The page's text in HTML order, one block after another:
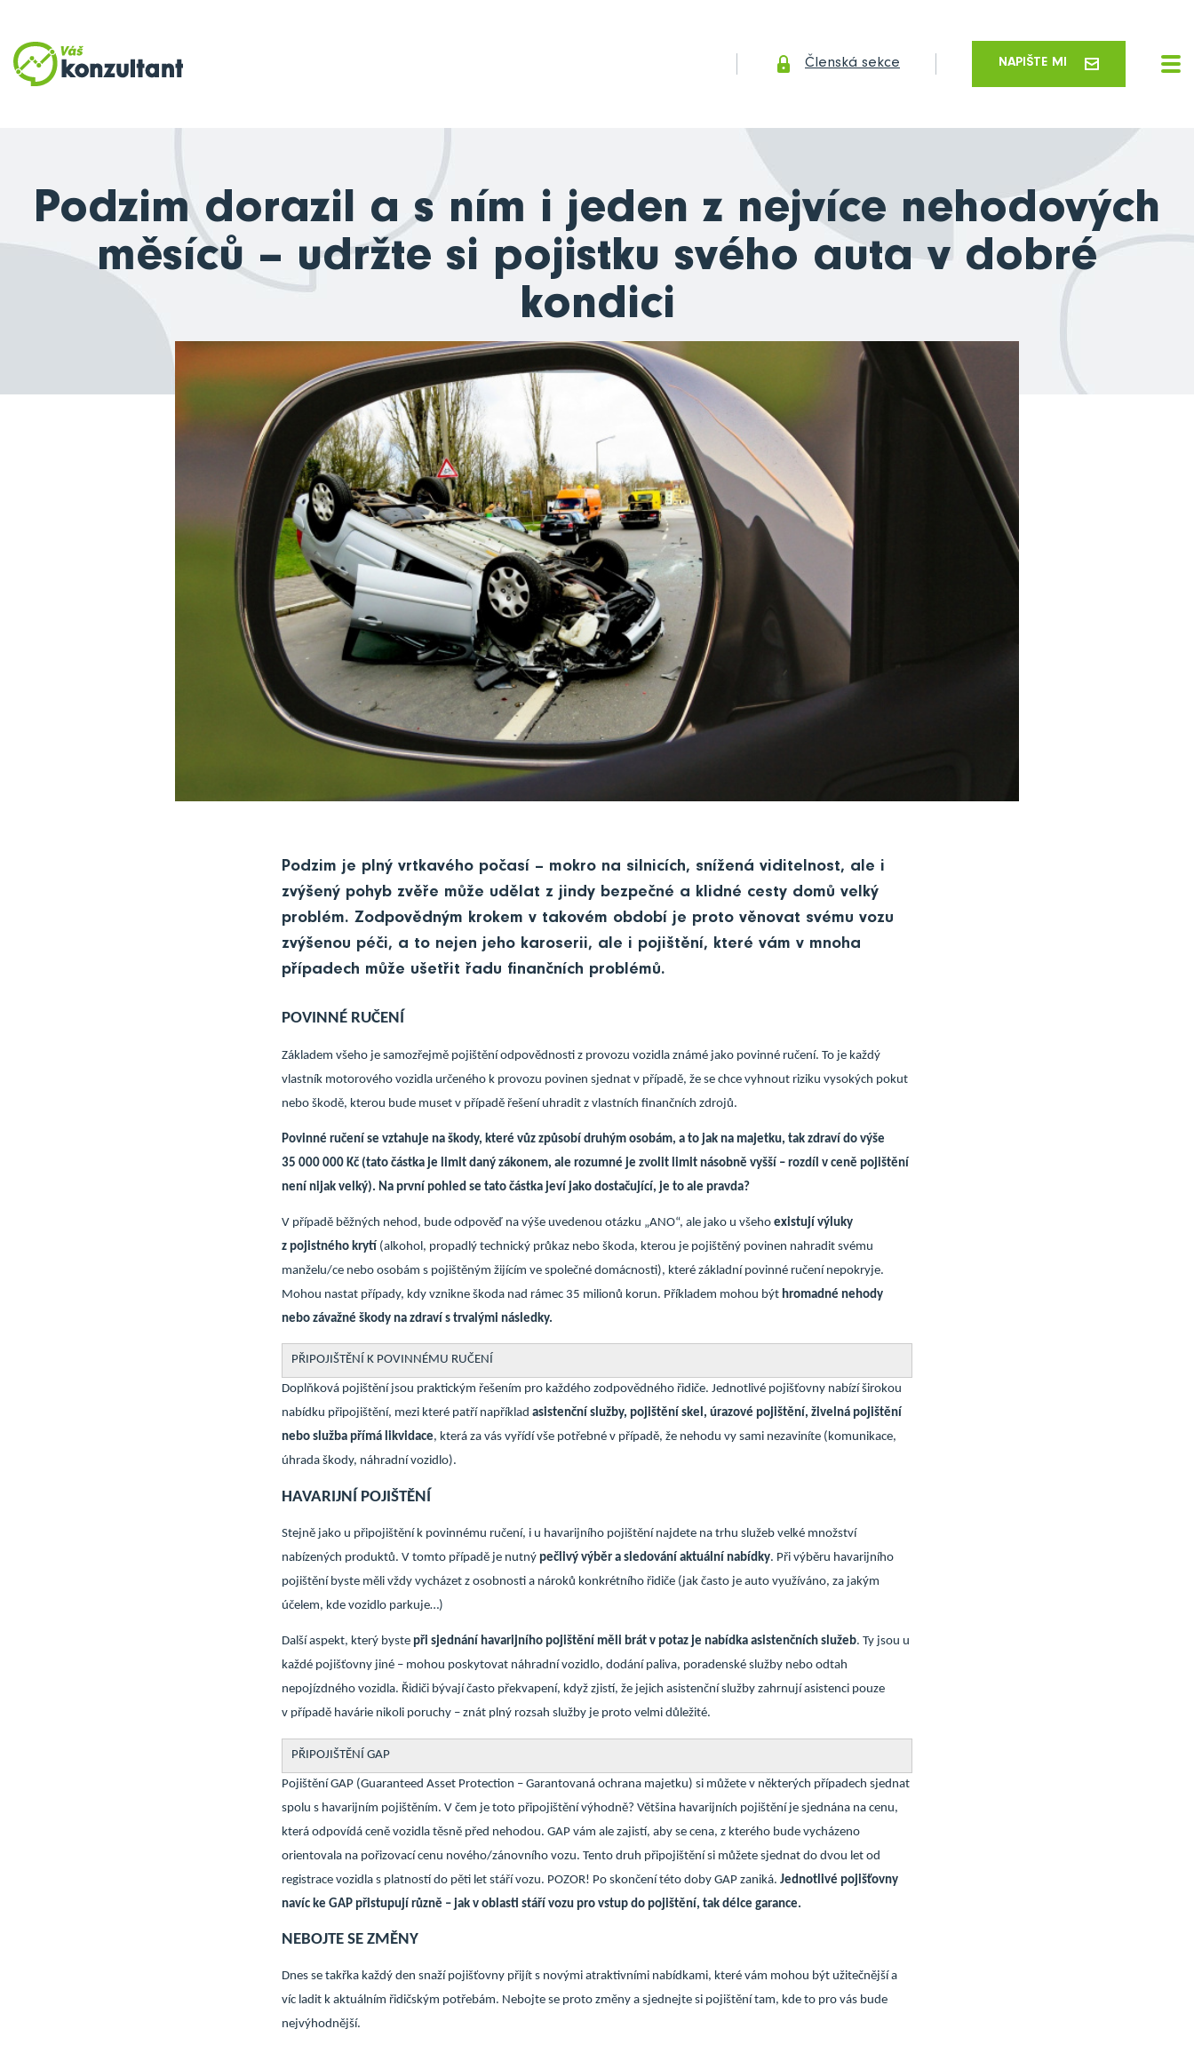
Členská sekce NAPIŠTE MI
Podzim dorazil a s ním i jeden z nejvíce nehodových
měsíců – udržte si pojistku svého auta v dobré
kondici
Podzim je plný vrtkavého počasí – mokro na silnicích, snížená viditelnost, ale i
zvýšený pohyb zvěře může udělat z jindy bezpečné a klidné cesty domů velký
problém. Zodpovědným krokem v takovém období je proto věnovat svému vozu
zvýšenou péči, a to nejen jeho karoserii, ale i pojištění, které vám v mnoha
případech může ušetřit řadu finančních problémů.
POVINNÉ RUČENÍ
Základem všeho je samozřejmě pojištění odpovědnosti z provozu vozidla známé jako povinné ručení. To je každý
vlastník motorového vozidla určeného k provozu povinen sjednat v případě, že se chce vyhnout riziku vysokých pokut
nebo škodě, kterou bude muset v případě řešení uhradit z vlastních finančních zdrojů.
Povinné ručení se vztahuje na škody, které vůz způsobí druhým osobám, a to jak na majetku, tak zdraví do výše
35 000 000 Kč (tato částka je limit daný zákonem, ale rozumné je zvolit limit násobně vyšší – rozdíl v ceně pojištění
není nijak velký). Na první pohled se tato částka jeví jako dostačující, je to ale pravda?
V případě běžných nehod, bude odpověď na výše uvedenou otázku „ANO“, ale jako u všeho existují výluky
z pojistného krytí (alkohol, propadlý technický průkaz nebo škoda, kterou je pojištěný povinen nahradit svému
manželu/ce nebo osobám s pojištěným žijícím ve společné domácnosti), které základní povinné ručení nepokryje.
Mohou nastat případy, kdy vznikne škoda nad rámec 35 milionů korun. Příkladem mohou být hromadné nehody
nebo závažné škody na zdraví s trvalými následky.
PŘIPOJIŠTĚNÍ K POVINNÉMU RUČENÍ
Doplňková pojištění jsou praktickým řešením pro každého zodpovědného řidiče. Jednotlivé pojišťovny nabízí širokou
nabídku připojištění, mezi které patří například asistenční služby, pojištění skel, úrazové pojištění, živelná pojištění
nebo služba přímá likvidace, která za vás vyřídí vše potřebné v případě, že nehodu vy sami nezaviníte (komunikace,
úhrada škody, náhradní vozidlo).
HAVARIJNÍ POJIŠTĚNÍ
Stejně jako u připojištění k povinnému ručení, i u havarijního pojištění najdete na trhu služeb velké množství
nabízených produktů. V tomto případě je nutný pečlivý výběr a sledování aktuální nabídky. Při výběru havarijního
pojištění byste měli vždy vycházet z osobnosti a nároků konkrétního řidiče (jak často je auto využíváno, za jakým
účelem, kde vozidlo parkuje…)
Další aspekt, který byste při sjednání havarijního pojištění měli brát v potaz je nabídka asistenčních služeb. Ty jsou u
každé pojišťovny jiné – mohou poskytovat náhradní vozidlo, dodání paliva, poradenské služby nebo odtah
nepojízdného vozidla. Řidiči bývají často překvapení, když zjistí, že jejich asistenční služby zahrnují asistenci pouze
v případě havárie nikoli poruchy – znát plný rozsah služby je proto velmi důležité.
PŘIPOJIŠTĚNÍ GAP
Pojištění GAP (Guaranteed Asset Protection – Garantovaná ochrana majetku) si můžete v některých případech sjednat
spolu s havarijním pojištěním. V čem je toto připojištění výhodně? Většina havarijních pojištění je sjednána na cenu,
která odpovídá ceně vozidla těsně před nehodou. GAP vám ale zajistí, aby se cena, z kterého bude vycházeno
orientovala na pořizovací cenu nového/zánovního vozu. Tento druh připojištění si můžete sjednat do dvou let od
registrace vozidla s platností do pěti let stáří vozu. POZOR! Po skončení této doby GAP zaniká. Jednotlivé pojišťovny
navíc ke GAP přistupují různě – jak v oblasti stáří vozu pro vstup do pojištění, tak délce garance.
NEBOJTE SE ZMĚNY
Dnes se takřka každý den snaží pojišťovny přijít s novými atraktivními nabídkami, které vám mohou být užitečnější a
víc ladit k aktuálním řidičským potřebám. Nebojte se proto změny a sjednejte si pojištění tam, kde to pro vás bude
nejvýhodnější.